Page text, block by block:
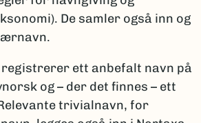
De samler også inn og
ett anbefalt navn på
og – der det finnes – ett
trivialnavn, for